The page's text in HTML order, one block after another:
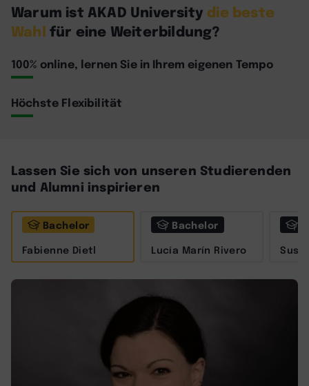
Warum ist AKAD University die beste
Wahl für eine Weiterbildung?
100% online, lernen Sie in Ihrem eigenen Tempo
Höchste Flexibilität
Lassen Sie sich von unseren Studierenden
und Alumni inspirieren
Bachelor
Fabienne Dietl
Bachelor
Lucía Marín Rivero